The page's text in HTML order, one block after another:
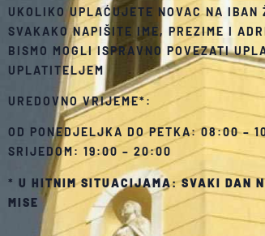
UKOLIKO UPLAĆUJETE NOVAC NA IBAN
SVAKAKO NAPIŠITE IME, PREZIME I
BISMO MOGLI ISPRAVNO POVEZATI
UPLATITELJEM
UREDOVNO VRIJEME*:
OD PONEDJELJKA DO PETKA: 08:00 –
SRIJEDOM: 19:00 – 20:00
* U HITNIM SITUACIJAMA: SVAKI DAN
MISE